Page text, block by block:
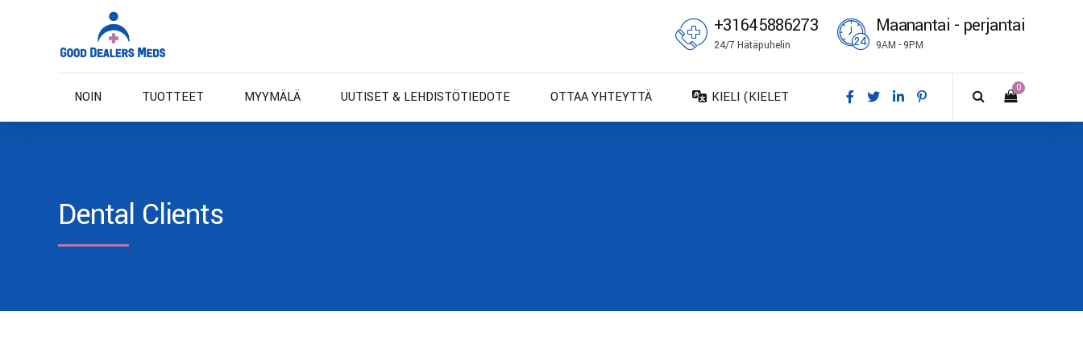
+31645886273
24/7 Hätäpuhelin
Maanantai - perjantai
9AM - 9PM
0
NOIN TUOTTEET MYYMÄLÄ UUTISET & LEHDISTÖTIEDOTE OTTAA YHTEYTTÄ
KIELI (KIELET
Dental Clients